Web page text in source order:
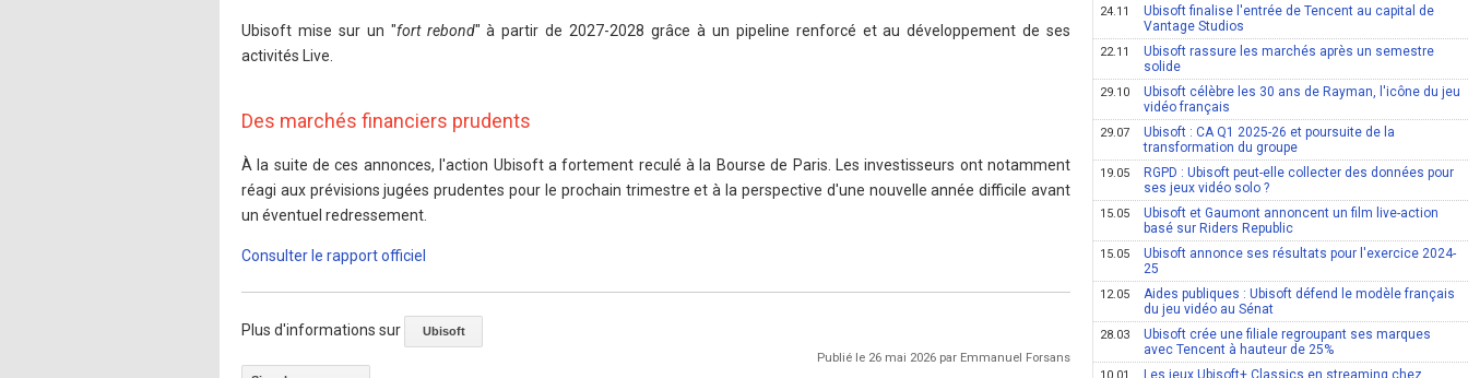
Ubisoft mise sur un "fort rebond" à partir de 2027-2028 grâce à un pipeline renforcé et au développement de ses
activités Live.
Des marchés financiers prudents
À la suite de ces annonces, l'action Ubisoft a fortement reculé à la Bourse de Paris. Les investisseurs ont notamment
réagi aux prévisions jugées prudentes pour le prochain trimestre et à la perspective d'une nouvelle année difficile avant
un éventuel redressement.
Consulter le rapport officiel
Plus d'informations sur Ubisoft
Publié le 26 mai 2026 par Emmanuel Forsans
24.11
Ubisoft finalise l'entrée de Tencent au capital de
Vantage Studios
22.11
Ubisoft rassure les marchés après un semestre
solide
29.10
Ubisoft célèbre les 30 ans de Rayman, l'icône du jeu
vidéo français
29.07
Ubisoft : CA Q1 2025-26 et poursuite de la
transformation du groupe
19.05
RGPD : Ubisoft peut-elle collecter des données pour
ses jeux vidéo solo ?
15.05
Ubisoft et Gaumont annoncent un film live-action
basé sur Riders Republic
15.05
Ubisoft annonce ses résultats pour l'exercice 2024-
25
12.05
Aides publiques : Ubisoft défend le modèle français
du jeu vidéo au Sénat
28.03
Ubisoft crée une filiale regroupant ses marques
avec Tencent à hauteur de 25%
Les jeux Ubisoft+ Classics en streaming chez